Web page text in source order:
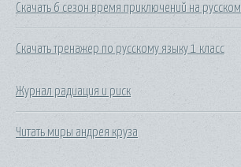
Скачать 6 сезон время приключений на русском
Скачать тренажер по русскому языку 1 класс
Журнал радиация и риск
Читать миры андрея круза